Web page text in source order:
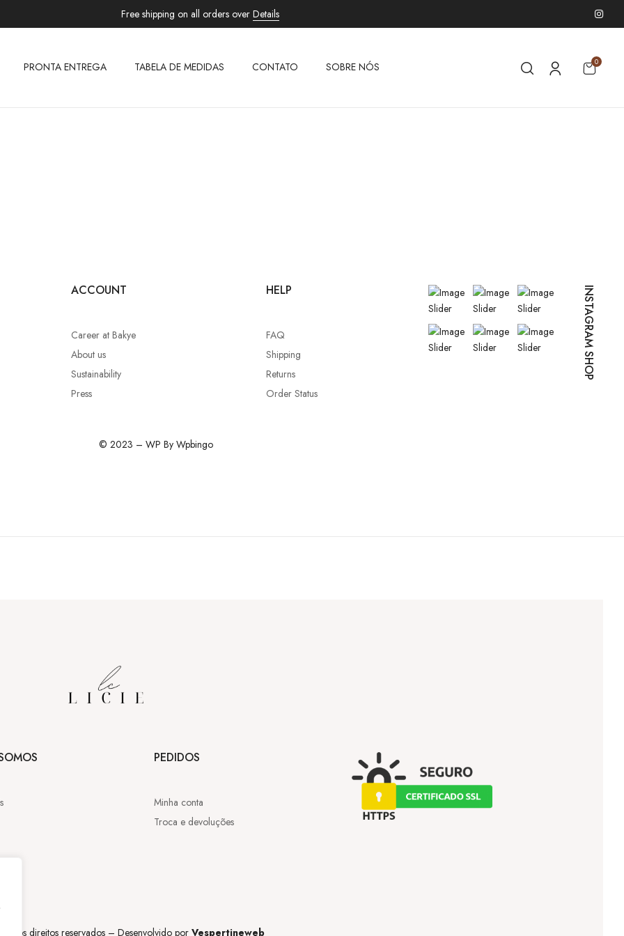
Free shipping on all orders over Details
PRONTA ENTREGA TABELA DE MEDIDAS CONTATO SOBRE NÓS 0
ACCOUNT
Career at Bakye
About us
Sustainability
Press
HELP
FAQ
Shipping
Returns
Order Status
INSTAGRAM SHOP
© 2023 – WP By Wpbingo
PEDIDOS
Minha conta
Troca e devoluções
os direitos reservados – Desenvolvido por Vespertineweb